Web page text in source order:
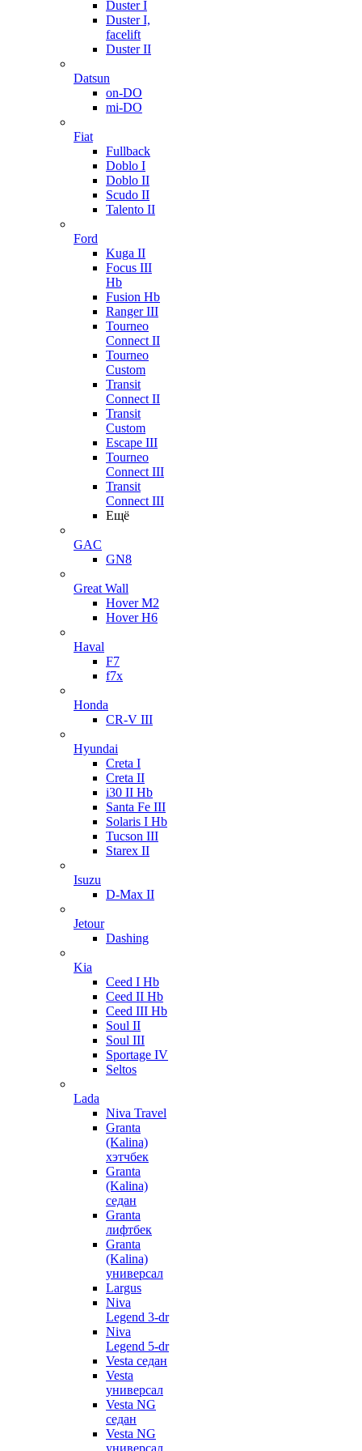
Duster I
Duster I,
facelift
Duster II
Datsun
on-DO
mi-DO
Fiat
Fullback
Doblo I
Doblo II
Scudo II
Talento II
Ford
Kuga II
Focus III
Hb
Fusion Hb
Ranger III
Tourneo
Connect II
Tourneo
Custom
Transit
Connect II
Transit
Custom
Escape III
Tourneo
Connect III
Transit
Connect III
Ещё
GAC
GN8
Great Wall
Hover M2
Hover H6
Haval
F7
f7x
Honda
CR-V III
Hyundai
Creta I
Creta II
i30 II Hb
Santa Fe III
Solaris I Hb
Tucson III
Starex II
Isuzu
D-Max II
Jetour
Dashing
Kia
Ceed I Hb
Ceed II Hb
Ceed III Hb
Soul II
Soul III
Sportage IV
Seltos
Lada
Niva Travel
Granta
(Kalina)
хэтчбек
Granta
(Kalina)
седан
Granta
лифтбек
Granta
(Kalina)
универсал
Largus
Niva
Legend 3-dr
Niva
Legend 5-dr
Vesta седан
Vesta
универсал
Vesta NG
седан
Vesta NG
универсал